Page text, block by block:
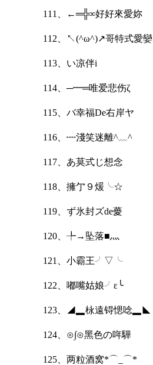
111、←═╬∞好好來愛妳
112、↖(^ω^)↗哥特式愛孌
113、い凉伴i
114、─━═唯爱悲伤ζ
115、バ幸福De右岸ヤ
116、┉淺笑迷離^﹏^
117、あ莫式じ想念
118、擁亇９煖╰☆
119、ず氷封ズde薆
120、╄→坠落■灬
121、小霸王╯▽╰
122、嘟嘴姑娘╯ε╰
123、◢▂栐遠锝愢唸▂◣
124、⊙∫⊙黑色の哖驊
125、两粒酒窝*⌒_⌒*